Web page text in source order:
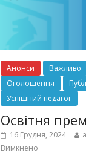
Анонси Важливо
Оголошення
Успішний педагог
Освітня
16 Грудня, 2024
Вимкнено